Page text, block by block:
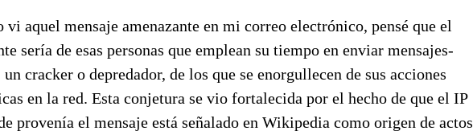
vi aquel mensaje amenazante en mi correo electrónico, pensé que el
sería de esas personas que emplean su tiempo en enviar mensajes-
un cracker o depredador, de los que se enorgullecen de sus acciones
en la red. Esta conjetura se vio fortalecida por el hecho de que el IP
provenía el mensaje está señalado en Wikipedia como origen de actos